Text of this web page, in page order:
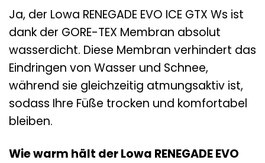
Ja, der Lowa RENEGADE EVO ICE GTX Ws ist
dank der GORE-TEX Membran absolut
wasserdicht. Diese Membran verhindert das
Eindringen von Wasser und Schnee,
während sie gleichzeitig atmungsaktiv ist,
sodass Ihre Füße trocken und komfortabel
bleiben.
Wie warm hält der Lowa RENEGADE EVO